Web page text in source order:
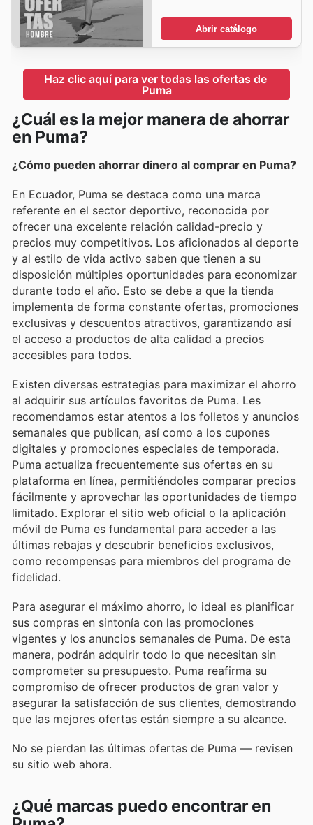
Abrir catálogo
Haz clic aquí para ver todas las ofertas de
Puma
¿Cuál es la mejor manera de ahorrar
en Puma?
¿Cómo pueden ahorrar dinero al comprar en Puma?
En Ecuador, Puma se destaca como una marca
referente en el sector deportivo, reconocida por
ofrecer una excelente relación calidad-precio y
precios muy competitivos. Los aficionados al deporte
y al estilo de vida activo saben que tienen a su
disposición múltiples oportunidades para economizar
durante todo el año. Esto se debe a que la tienda
implementa de forma constante ofertas, promociones
exclusivas y descuentos atractivos, garantizando así
el acceso a productos de alta calidad a precios
accesibles para todos.
Existen diversas estrategias para maximizar el ahorro
al adquirir sus artículos favoritos de Puma. Les
recomendamos estar atentos a los folletos y anuncios
semanales que publican, así como a los cupones
digitales y promociones especiales de temporada.
Puma actualiza frecuentemente sus ofertas en su
plataforma en línea, permitiéndoles comparar precios
fácilmente y aprovechar las oportunidades de tiempo
limitado. Explorar el sitio web oficial o la aplicación
móvil de Puma es fundamental para acceder a las
últimas rebajas y descubrir beneficios exclusivos,
como recompensas para miembros del programa de
fidelidad.
Para asegurar el máximo ahorro, lo ideal es planificar
sus compras en sintonía con las promociones
vigentes y los anuncios semanales de Puma. De esta
manera, podrán adquirir todo lo que necesitan sin
comprometer su presupuesto. Puma reafirma su
compromiso de ofrecer productos de gran valor y
asegurar la satisfacción de sus clientes, demostrando
que las mejores ofertas están siempre a su alcance.
No se pierdan las últimas ofertas de Puma — revisen
su sitio web ahora.
¿Qué marcas puedo encontrar en